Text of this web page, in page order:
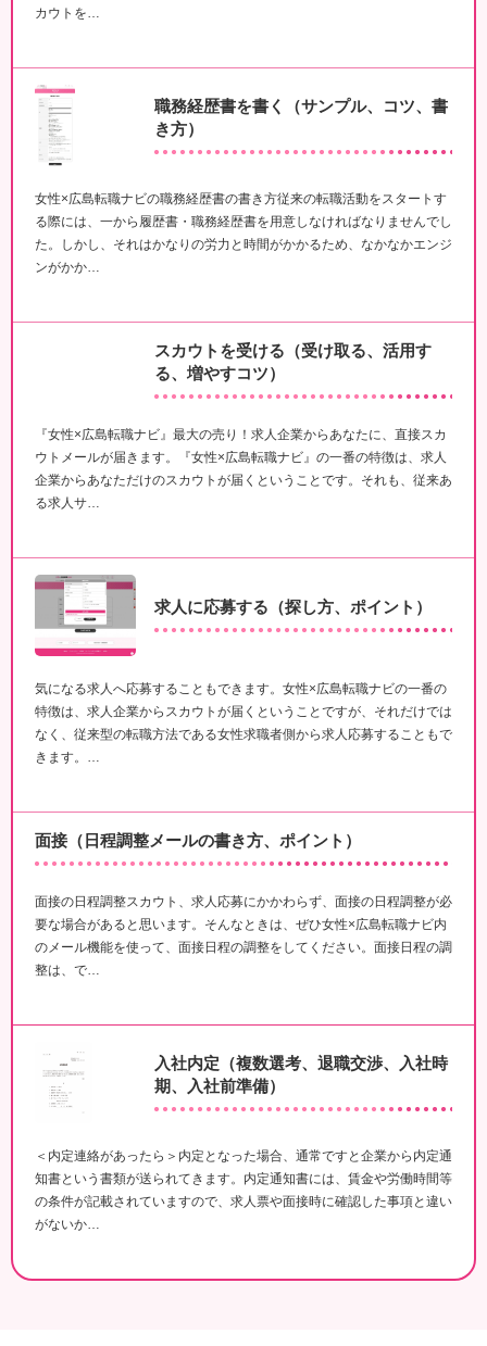
カウトを…
職務経歴書を書く（サンプル、コツ、書
き方）
女性×広島転職ナビの職務経歴書の書き方従来の転職活動をスタートす
る際には、一から履歴書・職務経歴書を用意しなければなりませんでし
た。しかし、それはかなりの労力と時間がかかるため、なかなかエンジ
ンがかか…
スカウトを受ける（受け取る、活用す
る、増やすコツ）
『女性×広島転職ナビ』最大の売り！求人企業からあなたに、直接スカ
ウトメールが届きます。『女性×広島転職ナビ』の一番の特徴は、求人
企業からあなただけのスカウトが届くということです。それも、従来あ
る求人サ…
求人に応募する（探し方、ポイント）
気になる求人へ応募することもできます。女性×広島転職ナビの一番の
特徴は、求人企業からスカウトが届くということですが、それだけでは
なく、従来型の転職方法である女性求職者側から求人応募することもで
きます。…
面接（日程調整メールの書き方、ポイント）
面接の日程調整スカウト、求人応募にかかわらず、面接の日程調整が必
要な場合があると思います。そんなときは、ぜひ女性×広島転職ナビ内
のメール機能を使って、面接日程の調整をしてください。面接日程の調
整は、で…
入社内定（複数選考、退職交渉、入社時
期、入社前準備）
＜内定連絡があったら＞内定となった場合、通常ですと企業から内定通
知書という書類が送られてきます。内定通知書には、賃金や労働時間等
の条件が記載されていますので、求人票や面接時に確認した事項と違い
がないか…